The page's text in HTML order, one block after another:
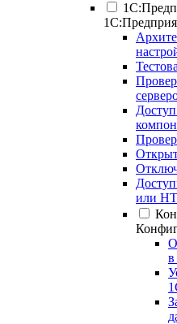
или